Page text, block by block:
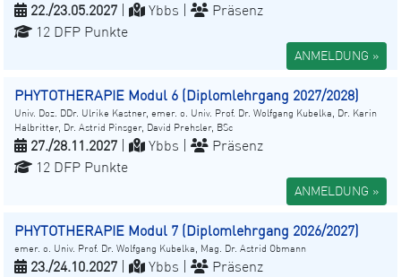
22./23.05.2027 Ybbs |
Präsenz
12 DFP Punkte
ANMELDUNG »
PHYTOTHERAPIE Modul 6 (Diplomlehrgang 2027/2028)
Univ. Doz. DDr. Ulrike Kastner, emer. o. Univ. Prof. Dr. Wolfgang Kubelka, Dr. Karin
Halbritter, Dr. Astrid Pinsger, David Prehsler, BSc
27./28.11.2027 Ybbs |
Präsenz
12 DFP Punkte
ANMELDUNG »
PHYTOTHERAPIE Modul 7 (Diplomlehrgang 2026/2027)
emer. o. Univ. Prof. Dr. Wolfgang Kubelka, Mag. Dr. Astrid Obmann
23./24.10.2027 Ybbs |
Präsenz